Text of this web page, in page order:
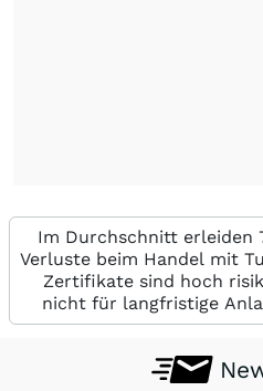
Im Durchschnitt erleiden
Verluste beim Handel mit
Zertifikate sind hoch
nicht für langfristige